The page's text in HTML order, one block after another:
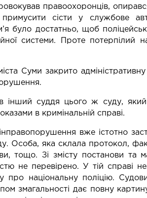
правоохоронців,
сісти у службове
було достатньо, щоб
системи. Проте потерпілий
Суми закрито
інший суддя цього ж суду,
в кримінальній справі.
вже істотно
Особа, яка склала протокол,
тощо. Зі змісту постанови та
не перевірено. У тій справі
про національну поліцію.
змагальності дає повну